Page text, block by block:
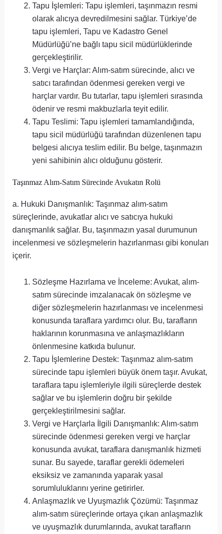
Tapu İşlemleri: Tapu işlemleri, taşınmazın resmi
olarak alıcıya devredilmesini sağlar. Türkiye’de
tapu işlemleri, Tapu ve Kadastro Genel
Müdürlüğü’ne bağlı tapu sicil müdürlüklerinde
gerçekleştirilir.
Vergi ve Harçlar: Alım-satım sürecinde, alıcı ve
satıcı tarafından ödenmesi gereken vergi ve
harçlar vardır. Bu tutarlar, tapu işlemleri sırasında
ödenir ve resmi makbuzlarla teyit edilir.
Tapu Teslimi: Tapu işlemleri tamamlandığında,
tapu sicil müdürlüğü tarafından düzenlenen tapu
belgesi alıcıya teslim edilir. Bu belge, taşınmazın
yeni sahibinin alıcı olduğunu gösterir.
Taşınmaz Alım-Satım Sürecinde Avukatın Rolü
a. Hukuki Danışmanlık: Taşınmaz alım-satım
süreçlerinde, avukatlar alıcı ve satıcıya hukuki
danışmanlık sağlar. Bu, taşınmazın yasal durumunun
incelenmesi ve sözleşmelerin hazırlanması gibi konuları
içerir.
Sözleşme Hazırlama ve İnceleme: Avukat, alım-
satım sürecinde imzalanacak ön sözleşme ve
diğer sözleşmelerin hazırlanması ve incelenmesi
konusunda taraflara yardımcı olur. Bu, tarafların
haklarının korunmasına ve anlaşmazlıkların
önlenmesine katkıda bulunur.
Tapu İşlemlerine Destek: Taşınmaz alım-satım
sürecinde tapu işlemleri büyük önem taşır. Avukat,
taraflara tapu işlemleriyle ilgili süreçlerde destek
sağlar ve bu işlemlerin doğru bir şekilde
gerçekleştirilmesini sağlar.
Vergi ve Harçlarla İlgili Danışmanlık: Alım-satım
sürecinde ödenmesi gereken vergi ve harçlar
konusunda avukat, taraflara danışmanlık hizmeti
sunar. Bu sayede, taraflar gerekli ödemeleri
eksiksiz ve zamanında yaparak yasal
sorumluluklarını yerine getirirler.
Anlaşmazlık ve Uyuşmazlık Çözümü: Taşınmaz
alım-satım süreçlerinde ortaya çıkan anlaşmazlık
ve uyuşmazlık durumlarında, avukat tarafların